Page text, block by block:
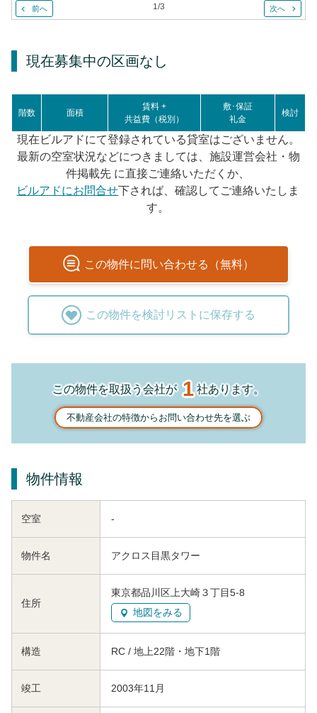
前へ 1/3 次へ
現在募集中の区画なし
階数 面積
賃料 +
共益費（税別）
敷･保証
礼金
検討
現在ビルアドにて登録されている貸室はございません。
最新の空室状況などにつきましては、施設運営会社・物
件掲載先 に直接ご連絡いただくか、
ビルアドにお問合せ下されば、確認してご連絡いたしま
す。
この物件に問い合わせる（無料）
この物件を検討リストに保存する
この物件を取扱う会社が1社あります。
不動産会社の特徴からお問い合わせ先を選ぶ
物件情報
空室 -
物件名 アクロス目黒タワー
住所
東京都品川区上大崎３丁目5-8
地図をみる
構造 RC / 地上22階・地下1階
竣工 2003年11月